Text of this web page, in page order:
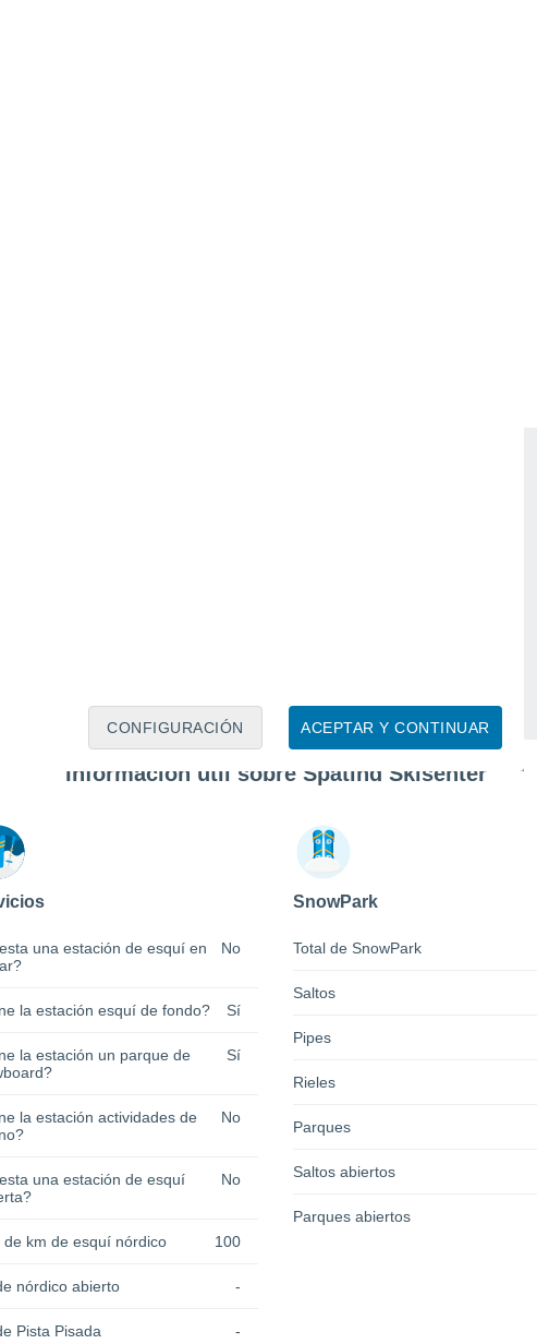
ACEPTAR Y CONTINUAR
CONFIGURACIÓN
Información útil sobre Spåtind Skisenter
una estación de esquí en
No
la estación esquí de fondo? Sí
la estación un parque de
Sí
la estación actividades de
No
una estación de esquí
No
de km de esquí nórdico 100
nórdico abierto -
Pista Pisada -
SnowPark
Total de SnowPark
Saltos
Pipes
Rieles
Parques
Saltos abiertos
Parques abiertos